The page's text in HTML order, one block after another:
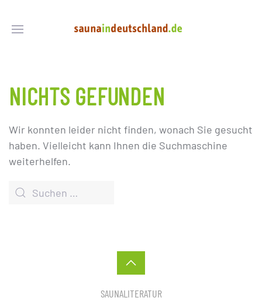
NICHTS GEFUNDEN
Wir konnten leider nicht finden, wonach Sie gesucht
haben. Vielleicht kann Ihnen die Suchmaschine
weiterhelfen.
SAUNALITERATUR